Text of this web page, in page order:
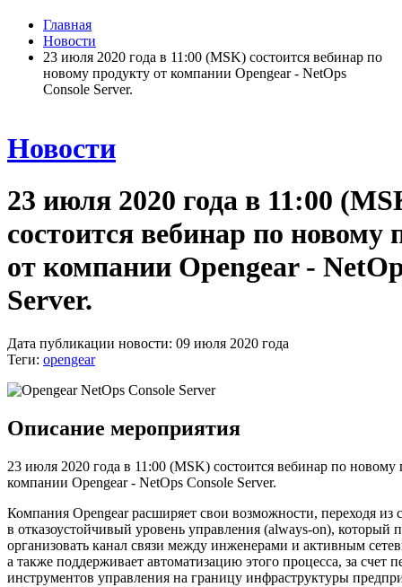
Главная
Новости
23 июля 2020 года в 11:00 (MSK) состоится вебинар по
новому продукту от компании Opengear - NetOps
Console Server.
Новости
23 июля 2020 года в 11:00
состоится вебинар по новому
от компании Opengear -
Server.
Дата публикации новости: 09 июля 2020 года
Теги: opengear
Описание мероприятия
23 июля 2020 года в 11:00 (MSK) состоится вебинар по новому
компании Opengear - NetOps Console Server.
Компания Opengear расширяет свои возможности, переходя из
в отказоустойчивый уровень управления (always-on), который
организовать канал связи между инженерами и активным
а также поддерживает автоматизацию этого процесса, за счет
инструментов управления на границу инфраструктуры